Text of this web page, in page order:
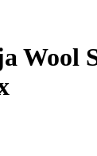
Wool